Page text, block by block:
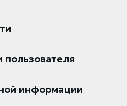
информации